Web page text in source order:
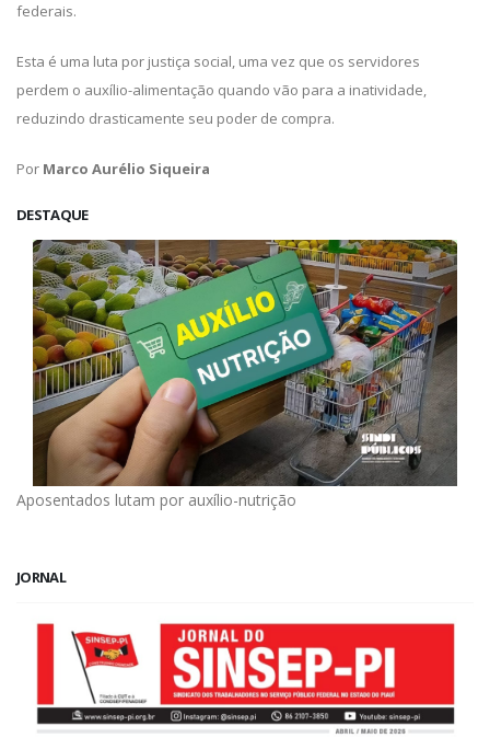
federais.
Esta é uma luta por justiça social, uma vez que os servidores
perdem o auxílio-alimentação quando vão para a inatividade,
reduzindo drasticamente seu poder de compra.
Por Marco Aurélio Siqueira
DESTAQUE
Aposentados lutam por auxílio-nutrição
JORNAL